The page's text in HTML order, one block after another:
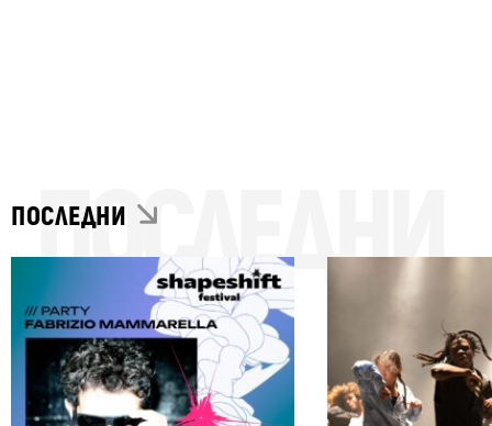
ПОСЛЕДНИ
ПОСЛЕДНИ